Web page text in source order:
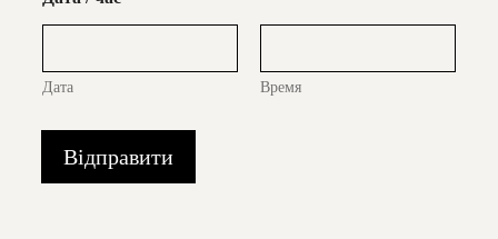
Дата Время
Відправити